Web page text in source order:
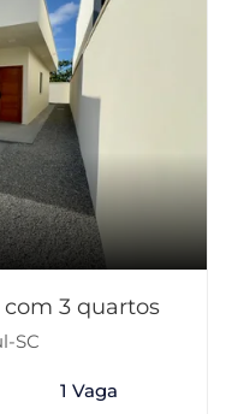
com 3 quartos
SC
1 Vaga